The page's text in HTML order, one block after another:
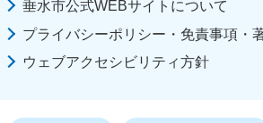
垂水市公式WEBサイトについて
プライバシーポリシー・免責事項・
ウェブアクセシビリティ方針